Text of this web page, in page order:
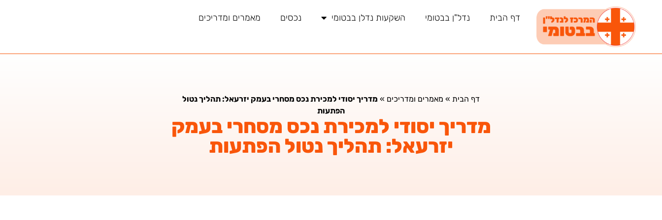
דף הבית נדל"ן בבטומי השקעות נדלן בבטומי נכסים מאמרים ומדריכים
דף הבית » מאמרים ומדריכים » מדריך יסודי למכירת נכס מסחרי בעמק יזרעאל: תהליך נטול
הפתעות
מדריך יסודי למכירת נכס מסחרי בעמק
יזרעאל: תהליך נטול הפתעות